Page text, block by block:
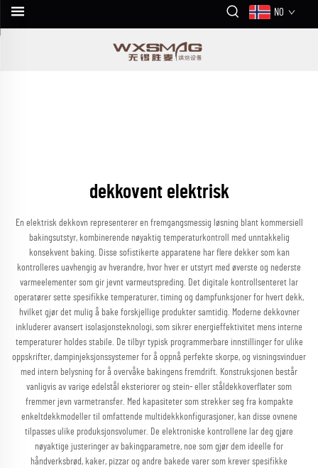
NO
dekkovent elektrisk
En elektrisk dekkovn representerer en fremgangsmessig løsning blant kommersiell
bakingsutstyr, kombinerende nøyaktig temperaturkontroll med unntakkelig
konsekvent baking. Disse sofistikerte apparatene har flere dekker som kan
kontrolleres uavhengig av hverandre, hvor hver er utstyrt med øverste og nederste
varmeelementer som gir jevnt varmeutspreding. Det digitale kontrollsenteret lar
operatører sette spesifikke temperaturer, timing og dampfunksjoner for hvert dekk,
hvilket gjør det mulig å bake forskjellige produkter samtidig. Moderne dekkovner
inkluderer avansert isolasjonsteknologi, som sikrer energieffektivitet mens interne
temperaturer holdes stabile. De tilbyr typisk programmerbare innstillinger for ulike
oppskrifter, dampinjeksjonssystemer for å oppnå perfekte skorpe, og visningsvinduer
med intern belysning for å overvåke bakingens fremdrift. Konstruksjonen består
vanligvis av varige edelstål eksteriorer og stein- eller ståldekkoverflater som
fremmer jevn varmetransfer. Med kapasiteter som strekker seg fra kompakte
enkeltdekkmodeller til omfattende multidekkkonfigurasjoner, kan disse ovnene
tilpasses ulike produksjonsvolumer. De elektroniske kontrollene lar deg gjøre
nøyaktige justeringer av bakingparametre, noe som gjør dem ideelle for
håndverksbrød, kaker, pizzar og andre bakede varer som krever spesifikke